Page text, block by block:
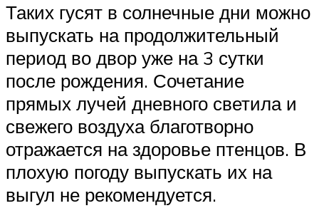
Таких гусят в солнечные дни можно
выпускать на продолжительный
период во двор уже на 3 сутки
после рождения. Сочетание
прямых лучей дневного светила и
свежего воздуха благотворно
отражается на здоровье птенцов. В
плохую погоду выпускать их на
выгул не рекомендуется.